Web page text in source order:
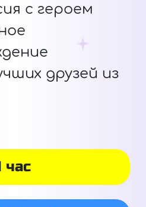
с героем
друзей из
час